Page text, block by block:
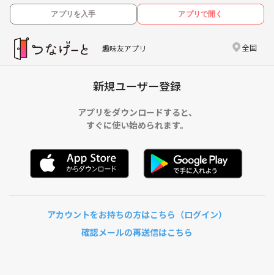
アプリを入手 アプリで開く
趣味友アプリ 全国
新規ユーザー登録
アプリをダウンロードすると、
すぐに使い始められます。
アカウントをお持ちの方はこちら（ログイン）
確認メールの再送信はこちら